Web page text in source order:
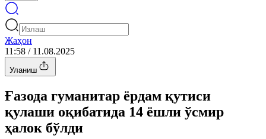
Жаҳон
11:58 / 11.08.2025
Уланиш
Ғазода гуманитар ёрдам қутиси
қулаши оқибатида 14 ёшли ўсмир
ҳалок бўлди